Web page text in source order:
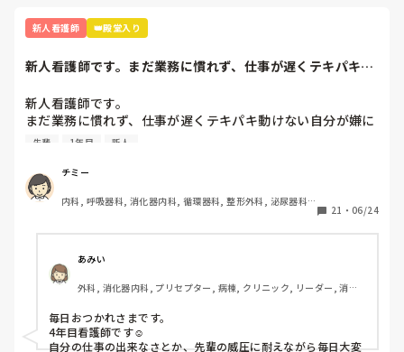
新人看護師 👑殿堂入り
新人看護師です。まだ業務に慣れず、仕事が遅くテキパキ動
新人看護師です。
まだ業務に慣れず、仕事が遅くテキパキ動けない自分が嫌に
なります。
白になりオドオドしてしまいます。先輩方はこんな時どのよ
うに乗り越えてきたのか教えていただきたいです。
先輩 1年目 新人
チミー
内科, 呼吸器科, 消化器内科, 循環器科, 整形外科, 泌尿器科,
21 ・ 06/24
あみい
外科, 消化器内科, プリセプター, 病棟, クリニック, リーダー, 消化
毎日おつかれさまです。
4年目看護師です☺️
自分の仕事の出来なさとか、先輩の威圧に耐えながら毎日大変